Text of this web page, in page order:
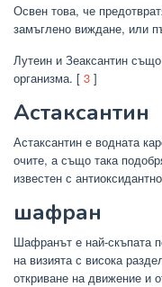
Освен това, че
замъглено виждане, или
Лутеин и Зеаксантин
организма. [ 3 ]
Астаксантин
Астаксантин е водната
очите, а също така
известен с
шафран
Шафранът е най-скъпата
на визията с висока
откриване на движение и